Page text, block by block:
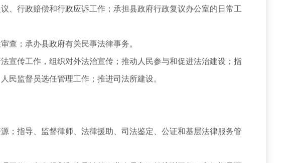
、行政赔偿和行政应诉工作；承担县政府行政复议办公室的日常工
；承办县政府有关民事法律事务。
传工作，组织对外法治宣传；推动人民参与和促进法治建设；指
民监督员选任管理工作；推进司法所建设。
指导、监督律师、法律援助、司法鉴定、公证和基层法律服务管